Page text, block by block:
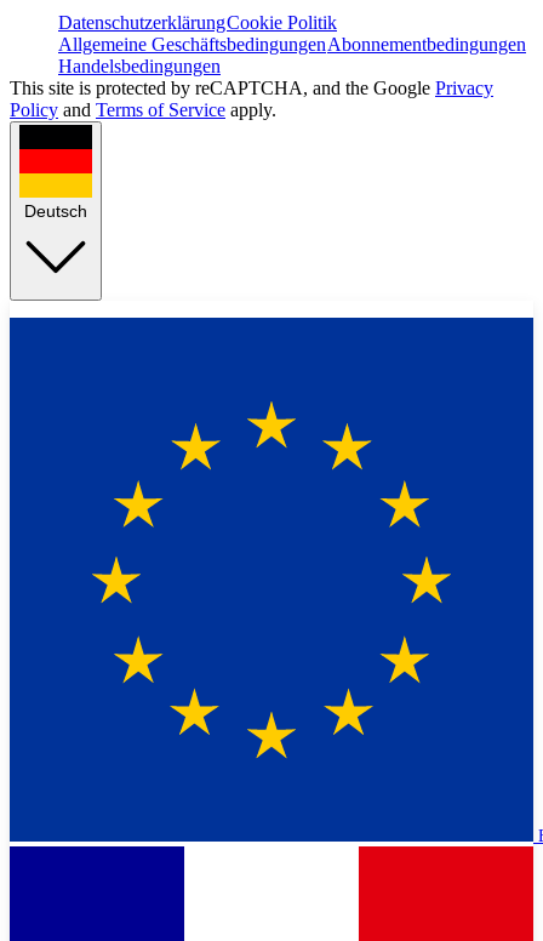
DatenschutzerklärungCookie Politik
Allgemeine GeschäftsbedingungenAbonnementbedingungen
Handelsbedingungen
This site is protected by reCAPTCHA, and the Google Privacy
Policy and Terms of Service apply.
Deutsch